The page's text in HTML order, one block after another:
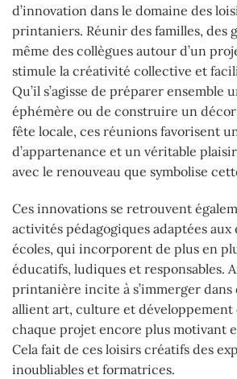
d’innovation dans le domaine des
printaniers. Réunir des familles, des
même des collègues autour d’un
stimule la créativité collective et
Qu’il s’agisse de préparer ensemble
éphémère ou de construire un
fête locale, ces réunions favorisent
d’appartenance et un véritable
avec le renouveau que symbolise
Ces innovations se retrouvent
activités pédagogiques adaptées aux
écoles, qui incorporent de plus en
éducatifs, ludiques et responsables.
printanière incite à s’immerger dans
allient art, culture et
chaque projet encore plus motivant
Cela fait de ces loisirs créatifs des
inoubliables et formatrices.